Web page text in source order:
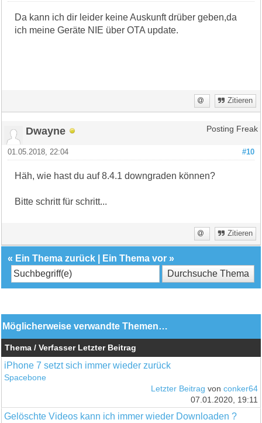
Da kann ich dir leider keine Auskunft drüber geben,da
ich meine Geräte NIE über OTA update.
Zitieren
Dwayne Posting Freak
#10
01.05.2018, 22:04
Häh, wie hast du auf 8.4.1 downgraden können?
Bitte schritt für schritt...
Zitieren
« Ein Thema zurück Ein Thema vor »
Möglicherweise verwandte Themen…
Thema / Verfasser Letzter Beitrag
iPhone 7 setzt sich immer wieder zurück
Spacebone
Letzter Beitrag von conker64
07.01.2020, 19:11
Gelöschte Videos kann ich immer wieder Downloaden ?